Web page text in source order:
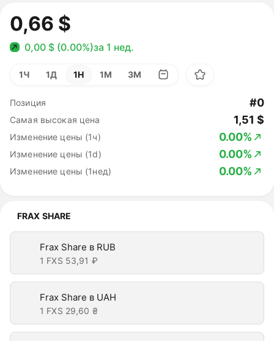
0,66 $
0,00 $ (0.00%)за 1 нед.
1Ч 1Д 1Н 1М 3М
Позиция #0
Самая высокая цена 1,51 $
Изменение цены (1ч) 0.00%
Изменение цены (1d) 0.00%
Изменение цены (1нед) 0.00%
FRAX SHARE
Frax Share в RUB
1 FXS 53,91 ₽
Frax Share в UAH
1 FXS 29,60 ₴